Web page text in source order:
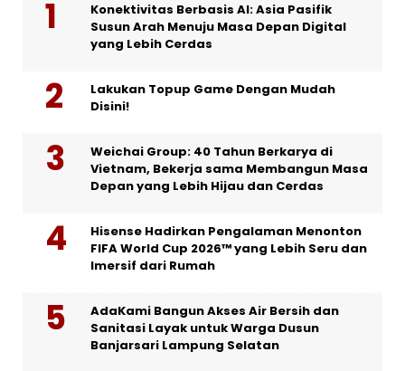
Konektivitas Berbasis AI: Asia Pasifik
Susun Arah Menuju Masa Depan Digital
yang Lebih Cerdas
Lakukan Topup Game Dengan Mudah
Disini!
Weichai Group: 40 Tahun Berkarya di
Vietnam, Bekerja sama Membangun Masa
Depan yang Lebih Hijau dan Cerdas
Hisense Hadirkan Pengalaman Menonton
FIFA World Cup 2026™ yang Lebih Seru dan
Imersif dari Rumah
AdaKami Bangun Akses Air Bersih dan
Sanitasi Layak untuk Warga Dusun
Banjarsari Lampung Selatan